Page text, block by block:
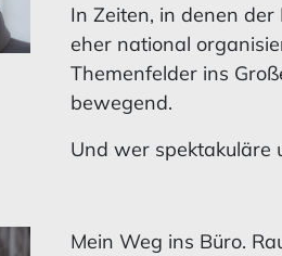
In Zeiten, in denen
eher national
Themenfelder ins
bewegend.
Und wer spektakuläre
Mein Weg ins Büro.